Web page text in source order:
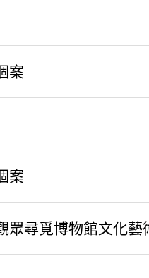
案
案
眾尋覓博物館文化藝